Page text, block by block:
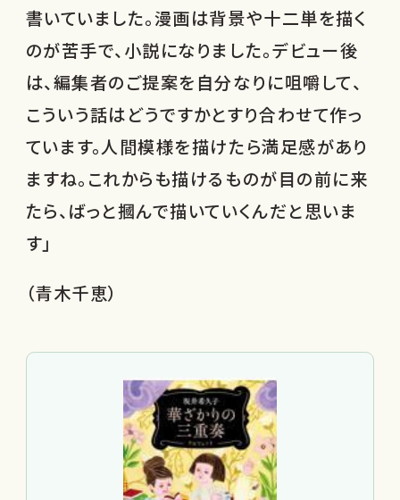
書いていました。漫画は背景や十二単を描く
のが苦手で、小説になりました。デビュー後
は、編集者のご提案を自分なりに咀嚼して、
こういう話はどうですかとすり合わせて作っ
ています。人間模様を描けたら満足感があり
ますね。これからも描けるものが目の前に来
たら、ばっと摑んで描いていくんだと思いま
す」
（青木千恵）